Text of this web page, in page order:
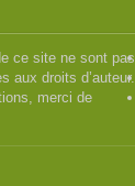
ce site ne sont pas
aux droits d’auteur.
merci de